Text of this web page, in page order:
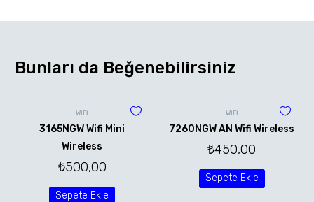
Bunları da Beğenebilirsiniz
WİFİ
3165NGW Wifi Mini
Wireless
₺500,00
Sepete Ekle
WİFİ
7260NGW AN Wifi Wireless
₺450,00
Sepete Ekle